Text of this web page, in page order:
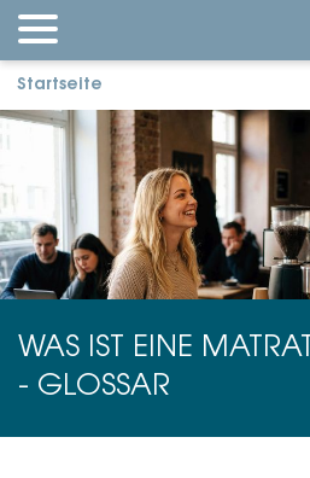
Startseite
WAS IST EINE
- GLOSSAR